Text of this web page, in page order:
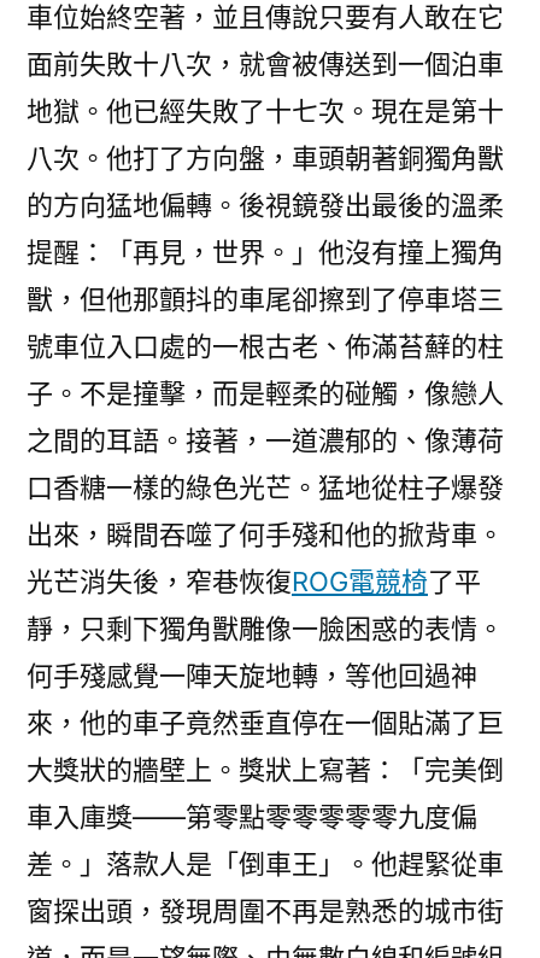
車位始終空著，並且傳說只要有人敢在它
面前失敗十八次，就會被傳送到一個泊車
地獄。他已經失敗了十七次。現在是第十
八次。他打了方向盤，車頭朝著銅獨角獸
的方向猛地偏轉。後視鏡發出最後的溫柔
提醒：「再見，世界。」他沒有撞上獨角
獸，但他那顫抖的車尾卻擦到了停車塔三
號車位入口處的一根古老、佈滿苔蘚的柱
子。不是撞擊，而是輕柔的碰觸，像戀人
之間的耳語。接著，一道濃郁的、像薄荷
口香糖一樣的綠色光芒。猛地從柱子爆發
出來，瞬間吞噬了何手殘和他的掀背車。
光芒消失後，窄巷恢復ROG電競椅了平
靜，只剩下獨角獸雕像一臉困惑的表情。
何手殘感覺一陣天旋地轉，等他回過神
來，他的車子竟然垂直停在一個貼滿了巨
大獎狀的牆壁上。獎狀上寫著：「完美倒
車入庫獎——第零點零零零零零九度偏
差。」落款人是「倒車王」。他趕緊從車
窗探出頭，發現周圍不再是熟悉的城市街